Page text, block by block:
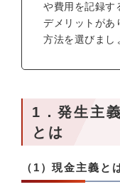
や費用を記録す
デメリットがあ
方法を選びまし
1．発生主
とは
（1）現金主義と